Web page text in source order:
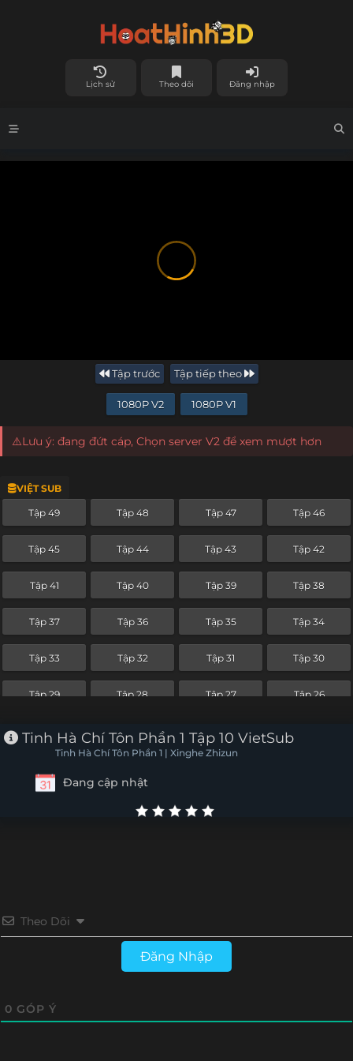
Lịch sử Theo dõi Đăng nhập
Tập trước Tập tiếp theo
1080P V2 1080P V1
⚠️Lưu ý: đang đứt cáp, Chọn server V2 để xem mượt hơn
VIỆT SUB
Tập 49 Tập 48 Tập 47 Tập 46
Tập 45 Tập 44 Tập 43 Tập 42
Tập 41 Tập 40 Tập 39 Tập 38
Tập 37 Tập 36 Tập 35 Tập 34
Tập 33 Tập 32 Tập 31 Tập 30
Tập 29 Tập 28 Tập 27 Tập 26
Tập 25 Tập 24 Tập 23
Tập 16 Tập 15
Tinh Hà Chí Tôn Phần 1 Tập 10 VietSub
Tinh Hà Chí Tôn Phần 1 | Xinghe Zhizun
Đang cập nhật
Theo Dõi
Đăng Nhập
0 GÓP Ý